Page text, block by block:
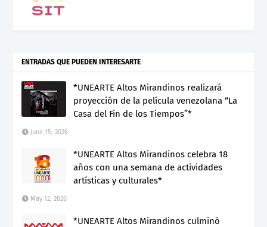
ENTRADAS QUE PUEDEN INTERESARTE
*UNEARTE Altos Mirandinos realizará
proyección de la película venezolana “La
Casa del Fin de los Tiempos”*
June 15, 2026
*UNEARTE Altos Mirandinos celebra 18
años con una semana de actividades
artísticas y culturales*
May 12, 2026
*UNEARTE Altos Mirandinos culminó